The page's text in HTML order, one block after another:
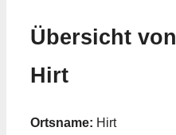
Übersicht von
Hirt
Ortsname: Hirt